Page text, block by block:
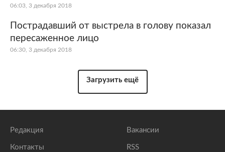
06:03, 3 декабря 2018
Пострадавший от выстрела в голову показал
пересаженное лицо
06:30, 3 декабря 2018
Загрузить ещё
Редакция
Контакты
Вакансии
RSS